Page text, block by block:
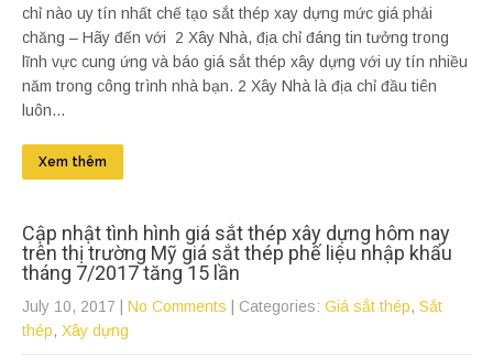
chỉ nào uy tín nhất chế tạo sắt thép xay dựng mức giá phải
chăng – Hãy đến với 2 Xây Nhà, địa chỉ đáng tin tưởng trong
lĩnh vực cung ứng và báo giá sắt thép xây dựng với uy tín nhiều
năm trong công trình nhà bạn. 2 Xây Nhà là địa chỉ đầu tiên
luôn...
Xem thêm
Cập nhật tình hình giá sắt thép xây dựng hôm nay
trên thị trường Mỹ giá sắt thép phế liệu nhập khẩu
tháng 7/2017 tăng 15 lần
July 10, 2017 No Comments | Categories: Giá sắt thép, Sắt
thép, Xây dựng